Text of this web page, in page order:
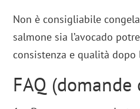
Non è consigliabile
salmone sia l’avocado
consistenza e qualità
FAQ (domande